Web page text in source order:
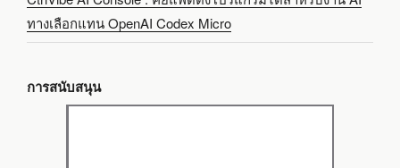
ทางเลือกแทน OpenAI Codex Micro
การสนับสนุน